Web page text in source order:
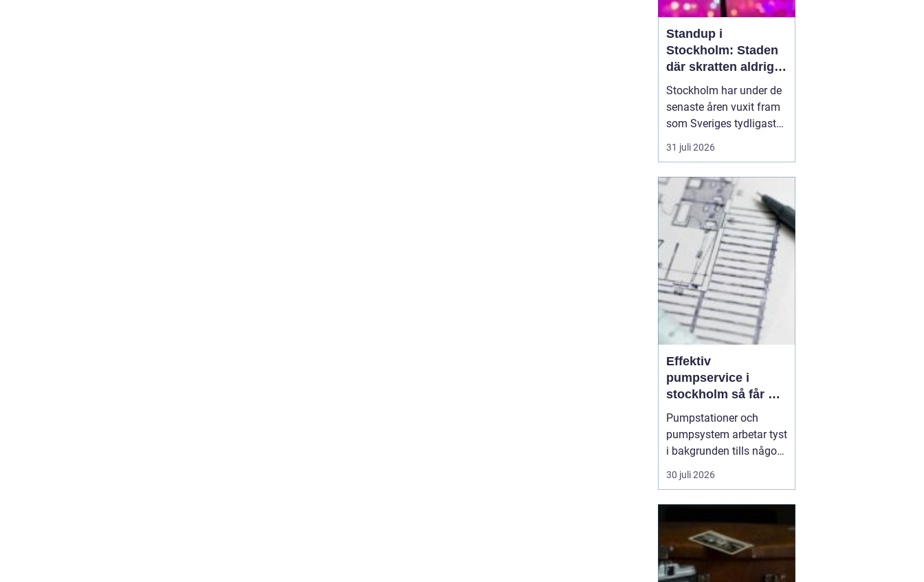
Standup i
Stockholm: Staden
där skratten aldrig
tar paus
Stockholm har under de
senaste åren vuxit fram
som Sveriges tydligaste
nav för livehumor.
Många förknippar
teater och museum, men
den som tittar närmare
upptäcker snabbt en
standup-scen som
bubbla...
31 juli 2026
Effektiv
pumpservice i
stockholm så får du
driftsäkra
anläggningar året
runt
Pumpstationer och
pumpsystem arbetar tyst
i bakgrunden tills något
går fel. När en pump
stannar handlar det ofta
eller produktionsbortfall
uppstår. I en växande
storstad ställs höga krav
30 juli 2026